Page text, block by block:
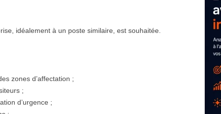
idéalement à un poste similaire, est souhaitée.
zones d’affectation ;
;
d’urgence ;